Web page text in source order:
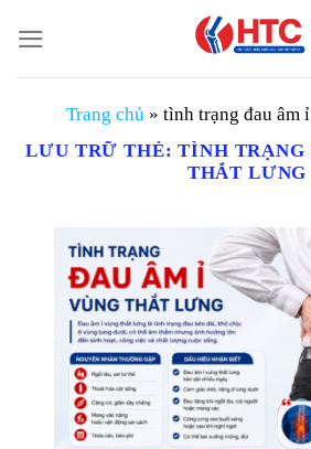
đến
nội
Trang chủ » tình trạng đau âm
LƯU TRỮ THẺ:TÌNH
THẮT LƯNG